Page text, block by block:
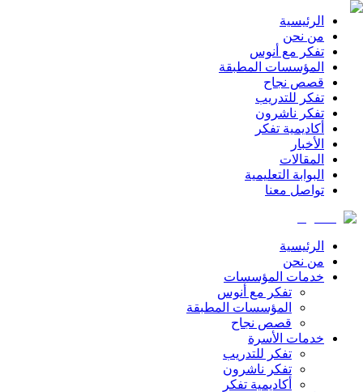
الرئيسية
من نحن
تفكر مع أنوس
المؤسسات المطبقة
قصص نجاح
تفكر للتدريب
تفكر ناشرون
أكاديمية تفكر
الأخبار
المقالات
البوابة التعليمية
تواصل معنا
الرئيسية
من نحن
خدمات المؤسسات
تفكر مع أنوس
المؤسسات المطبقة
قصص نجاح
خدمات الأسرة
تفكر للتدريب
تفكر ناشرون
أكاديمية تفكر